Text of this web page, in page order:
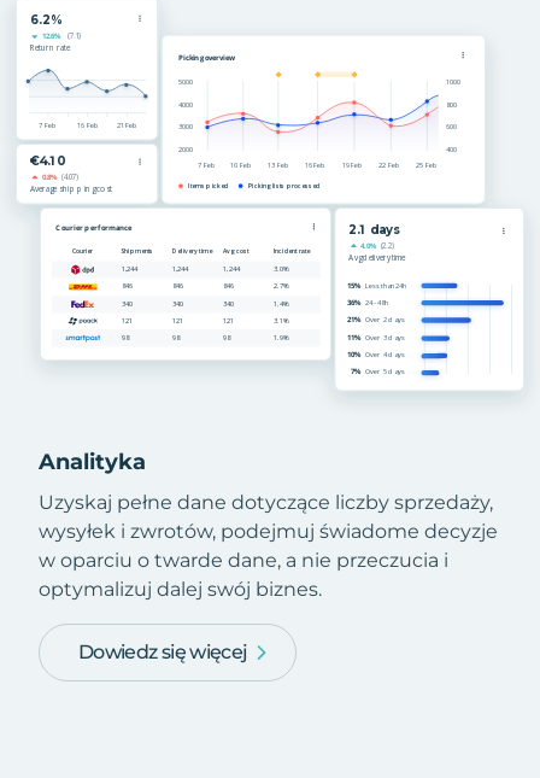
Analityka
Uzyskaj pełne dane dotyczące liczby sprzedaży,
wysyłek i zwrotów, podejmuj świadome decyzje
w oparciu o twarde dane, a nie przeczucia i
optymalizuj dalej swój biznes.
Dowiedz się więcej